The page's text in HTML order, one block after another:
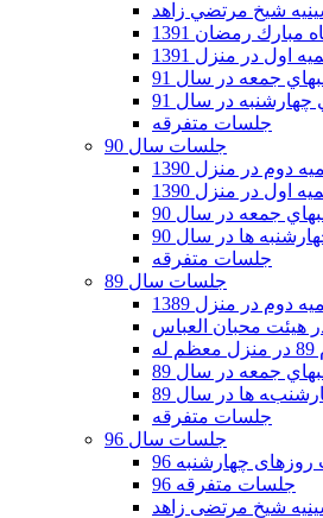
رمضان 1391
اول در منزل 1391
جمعه در سال 91
در سال 91
جلسات متفرقه
جلسات سال 90
دوم در منزل 1390
اول در منزل 1390
جمعه در سال 90
ها در سال 90
جلسات متفرقه
جلسات سال 89
دوم در منزل 1389
جمعه در سال 89
ها در سال 89
جلسات متفرقه
جلسات سال 96
چهارشنبه 96
جلسات متفرقه 96